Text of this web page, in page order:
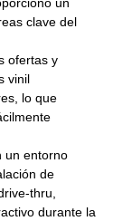
un
clave del
ofertas y
vinil
lo que
un entorno
de
thru,
durante la